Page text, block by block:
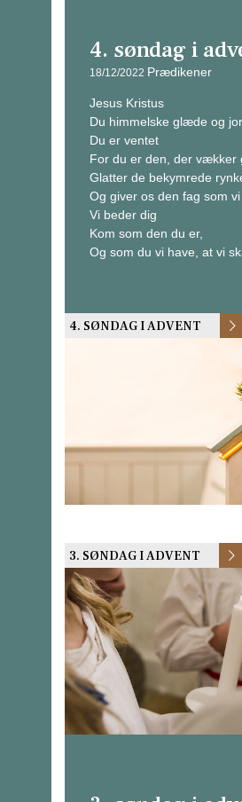
4. søndag i
18/12/2022 Prædikener
Jesus Kristus
Du himmelske glæde og
Du er ventet
For du er den, der vækker
Glatter de bekymrede
Og giver os den fag som
Vi beder dig
Kom som den du er,
Og som du vi have, at vi
4. SØNDAG I ADVENT
3. SØNDAG I ADVENT